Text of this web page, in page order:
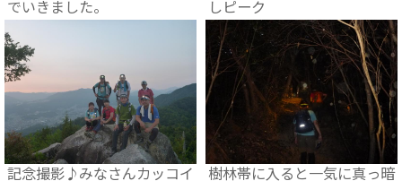
でいきました。
しピーク
記念撮影♪みなさんカッコイ
樹林帯に入ると一気に真っ暗